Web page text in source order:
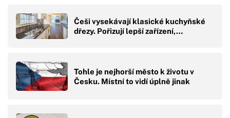
Češi vysekávají klasické kuchyňské
dřezy. Pořizují lepší zařízení,…
Tohle je nejhorší město k životu v
Česku. Místní to vidí úplně jinak